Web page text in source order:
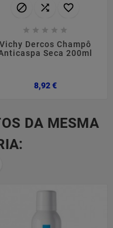
  
    
Vichy Dercos Champô
Seca 200ml
8,92 €Preço
DA MESMA